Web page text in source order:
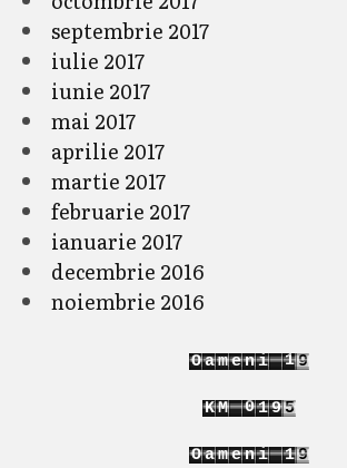
septembrie 2017
iulie 2017
iunie 2017
mai 2017
aprilie 2017
martie 2017
februarie 2017
ianuarie 2017
decembrie 2016
noiembrie 2016
Oameni
20
KM
020
4
5
Oameni
20